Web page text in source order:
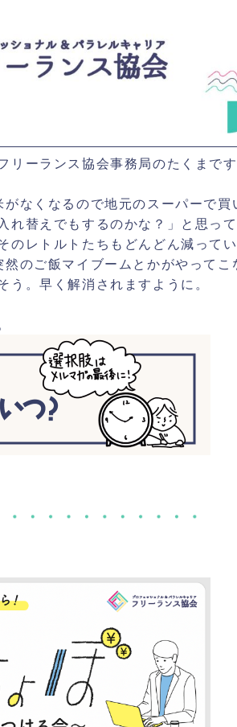
リーランス協会事務局のたくまです
なくなるので地元のスーパーで買
れ替えでもするのかな？」と思っ
レトルトたちもどんどん減ってい
のご飯マイブームとかがやってこ
う。早く解消されますように。